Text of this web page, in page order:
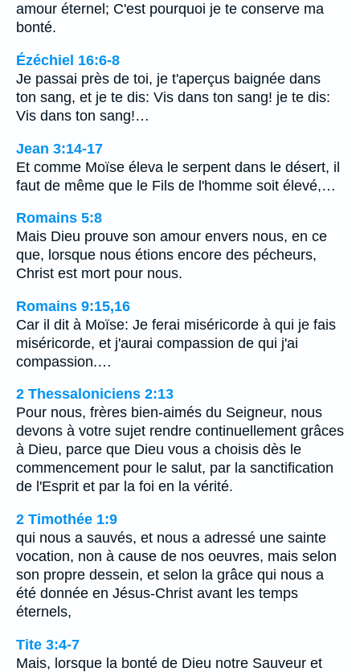
amour éternel; C'est pourquoi je te conserve ma
bonté.
Ézéchiel 16:6-8
Je passai près de toi, je t'aperçus baignée dans
ton sang, et je te dis: Vis dans ton sang! je te dis:
Vis dans ton sang!…
Jean 3:14-17
Et comme Moïse éleva le serpent dans le désert, il
faut de même que le Fils de l'homme soit élevé,…
Romains 5:8
Mais Dieu prouve son amour envers nous, en ce
que, lorsque nous étions encore des pécheurs,
Christ est mort pour nous.
Romains 9:15,16
Car il dit à Moïse: Je ferai miséricorde à qui je fais
miséricorde, et j'aurai compassion de qui j'ai
compassion.…
2 Thessaloniciens 2:13
Pour nous, frères bien-aimés du Seigneur, nous
devons à votre sujet rendre continuellement grâces
à Dieu, parce que Dieu vous a choisis dès le
commencement pour le salut, par la sanctification
de l'Esprit et par la foi en la vérité.
2 Timothée 1:9
qui nous a sauvés, et nous a adressé une sainte
vocation, non à cause de nos oeuvres, mais selon
son propre dessein, et selon la grâce qui nous a
été donnée en Jésus-Christ avant les temps
éternels,
Tite 3:4-7
Mais, lorsque la bonté de Dieu notre Sauveur et